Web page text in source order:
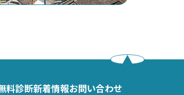
料診断新着情報お問い合わせ